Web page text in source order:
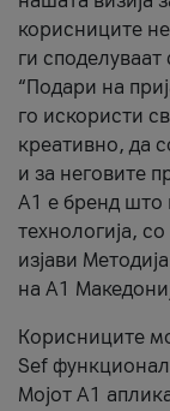
корисниците
ги
“Подари на
го искористи
креативно, да
и за неговите
А1 е бренд што
технологија,
изјави
на А1
Корисниците
Sef
Мојот А1